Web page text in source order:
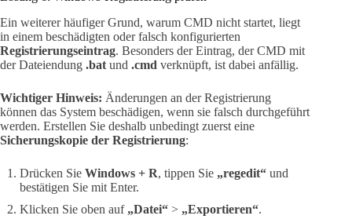
Ein weiterer häufiger Grund, warum CMD nicht startet, liegt
in einem beschädigten oder falsch konfigurierten
Registrierungseintrag. Besonders der Eintrag, der CMD mit
der Dateiendung .bat und .cmd verknüpft, ist dabei anfällig.
Wichtiger Hinweis: Änderungen an der Registrierung
können das System beschädigen, wenn sie falsch durchgeführt
werden. Erstellen Sie deshalb unbedingt zuerst eine
Sicherungskopie der Registrierung:
Drücken Sie Windows + R, tippen Sie „regedit“ und
bestätigen Sie mit Enter.
Klicken Sie oben auf „Datei“ > „Exportieren“.